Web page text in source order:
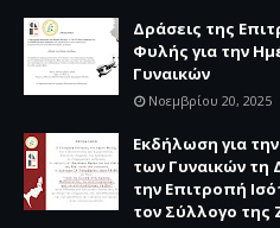
Δράσεις της
Φυλής για την
Γυναικών
Νοεμβρίου 20, 2025
Εκδήλωση για
των Γυναικών τη
την Επιτροπή
τον Σύλλογο της